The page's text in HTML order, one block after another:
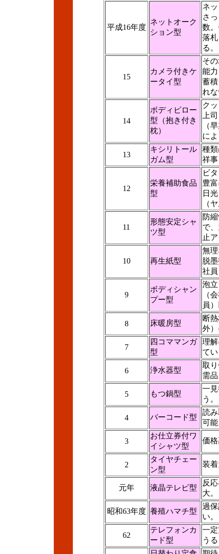
平成16年度
ネットオーク
ション型
ネ
さ
数
落
る。
15
カメラ付きケ
ータイ型
そ
能
蓄
れ
14
ボディピロー
型（抱き付き
枕）
ク
上
（
に
13
キシリトール
ガム型
種
祥
12
栄養補助食品
型
ビ
豊
日
（
11
形態安定シャ
ツ型
防
で
止
10 再生紙型
無
脱
社
9
ボディシャン
プー型
泡
（
員
8 床暖房型
断
外
7
四コママンガ
型
理
て
6 浄水器型
取
需
5 もつ鍋型
一
う。
4 バーコード型
読
可
3
お仕立券付ワ
イシャツ型
価
2
タイヤチェー
ン型
装
元年 液晶テレビ型
反
大。
昭和63年度 養殖ハマチ型
過
い。
62
テレフォンカ
ード型
一
う